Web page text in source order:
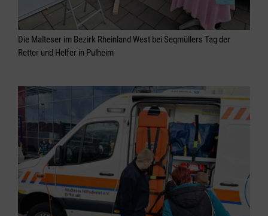
Die Malteser im Bezirk Rheinland West bei Segmüllers Tag der
Retter und Helfer in Pulheim